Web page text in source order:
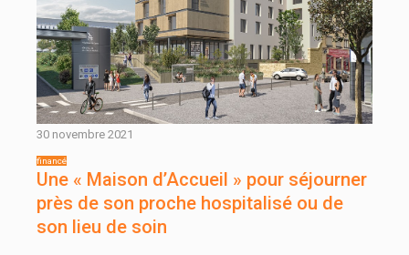
30 novembre 2021
Une « Maison d’Accueil » pour séjourner
près de son proche hospitalisé ou de
son lieu de soin